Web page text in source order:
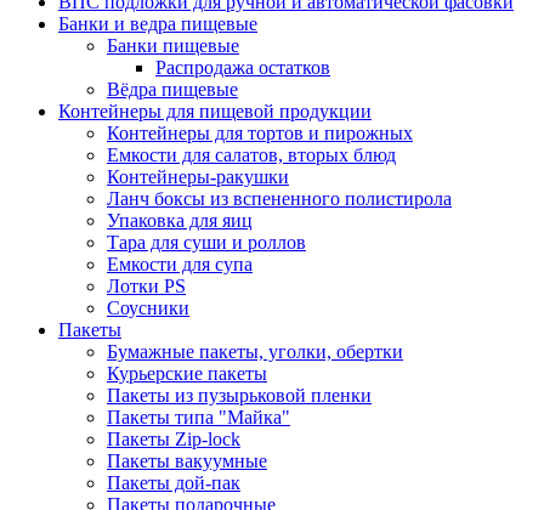
Банки и ведра пищевые
Банки пищевые
Распродажа остатков
Вёдра пищевые
Контейнеры для пищевой продукции
Контейнеры для тортов и пирожных
Емкости для салатов, вторых блюд
Контейнеры-ракушки
Ланч боксы из вспененного полистирола
Упаковка для яиц
Тара для суши и роллов
Емкости для супа
Лотки PS
Соусники
Пакеты
Бумажные пакеты, уголки, обертки
Курьерские пакеты
Пакеты из пузырьковой пленки
Пакеты типа "Майка"
Пакеты Zip-lock
Пакеты вакуумные
Пакеты дой-пак
Пакеты подарочные